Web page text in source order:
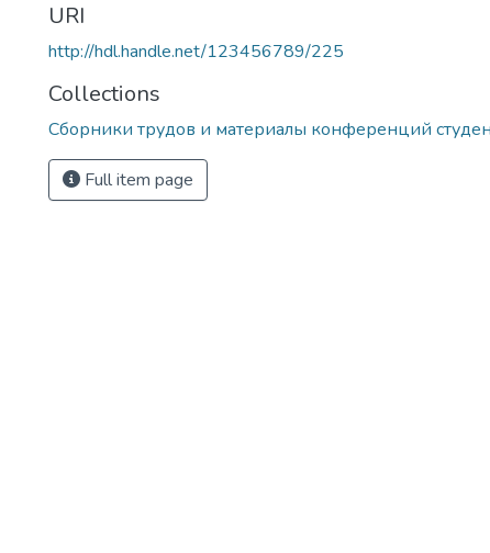
URI
http://hdl.handle.net/123456789/225
Collections
Сборники трудов и материалы конференций
Full item page